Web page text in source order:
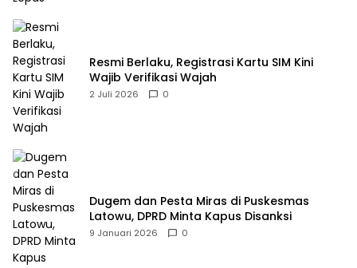
Resmi Berlaku, Registrasi Kartu SIM Kini
Wajib Verifikasi Wajah
2 Juli 2026 0
Dugem dan Pesta Miras di Puskesmas
Latowu, DPRD Minta Kapus Disanksi
9 Januari 2026 0